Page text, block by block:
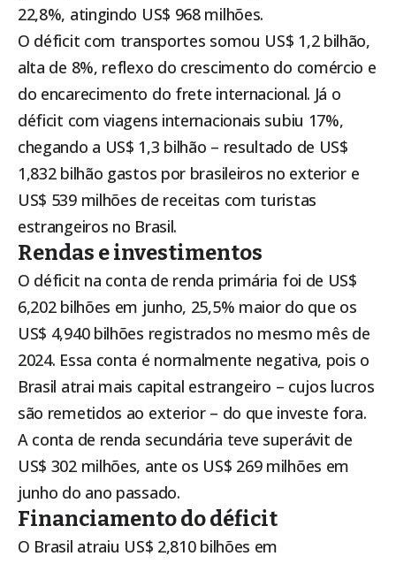
22,8%, atingindo US$ 968 milhões.
O déficit com transportes somou US$ 1,2 bilhão,
alta de 8%, reflexo do crescimento do comércio e
do encarecimento do frete internacional. Já o
déficit com viagens internacionais subiu 17%,
chegando a US$ 1,3 bilhão – resultado de US$
1,832 bilhão gastos por brasileiros no exterior e
US$ 539 milhões de receitas com turistas
estrangeiros no Brasil.
Rendas e investimentos
O déficit na conta de renda primária foi de US$
6,202 bilhões em junho, 25,5% maior do que os
US$ 4,940 bilhões registrados no mesmo mês de
2024. Essa conta é normalmente negativa, pois o
Brasil atrai mais capital estrangeiro – cujos lucros
são remetidos ao exterior – do que investe fora.
A conta de renda secundária teve superávit de
US$ 302 milhões, ante os US$ 269 milhões em
junho do ano passado.
Financiamento do déficit
O Brasil atraiu US$ 2,810 bilhões em